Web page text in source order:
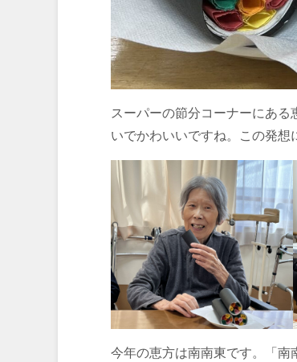
スーパーの節分コーナーにあ
いでかわいいですね。この発想
今年の恵方は南南東です。「南